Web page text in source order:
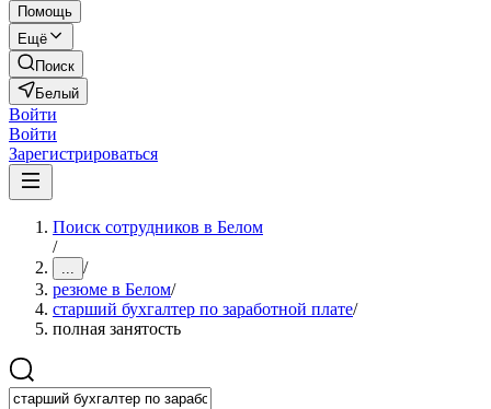
Помощь
Ещё
Поиск
Белый
Войти
Войти
Зарегистрироваться
Поиск сотрудников в Белом
/
... /
резюме в Белом/
старший бухгалтер по заработной плате/
полная занятость